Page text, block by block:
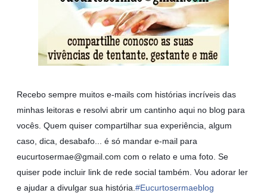
Recebo sempre muitos e-mails com histórias incríveis das
minhas leitoras e resolvi abrir um cantinho aqui no blog para
vocês. Quem quiser compartilhar sua experiência, algum
caso, dica, desabafo... é só mandar e-mail para
eucurtosermae@gmail.com com o relato e uma foto. Se
quiser pode incluir link de rede social também. Vou adorar ler
e ajudar a divulgar sua história. #Eucurtosermaeblog